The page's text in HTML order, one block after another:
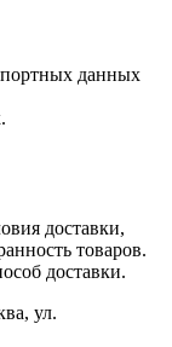
данных
доставки,
товаров.
доставки.
ул.